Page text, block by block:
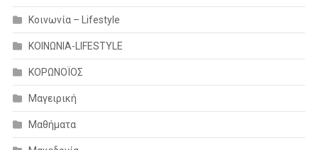
Κοινωνία – Lifestyle
ΚΟΙΝΩΝΙΑ-LIFESTYLE
ΚΟΡΩΝΟΪΟΣ
Μαγειρική
Μαθήματα